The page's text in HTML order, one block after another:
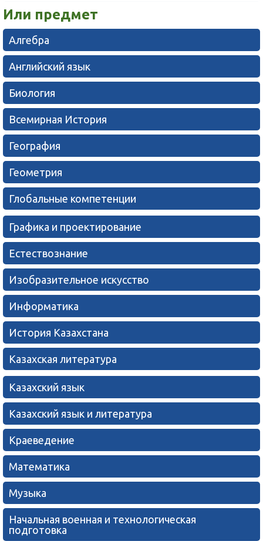
Или предмет
Алгебра
Английский язык
Биология
Всемирная История
География
Геометрия
Глобальные компетенции
Графика и проектирование
Естествознание
Изобразительное искусство
Информатика
История Казахстана
Казахская литература
Казахский язык
Казахский язык и литература
Краеведение
Математика
Музыка
Начальная военная и технологическая
подготовка